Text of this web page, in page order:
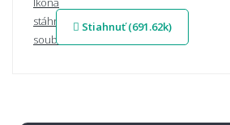
Stiahnuť (691.62k)